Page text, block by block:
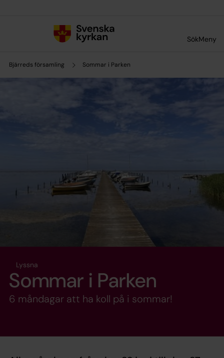
SökMeny
Bjärreds församling Sommar i Parken
Lyssna
Sommar i Parken
6 måndagar att ha koll på i sommar!